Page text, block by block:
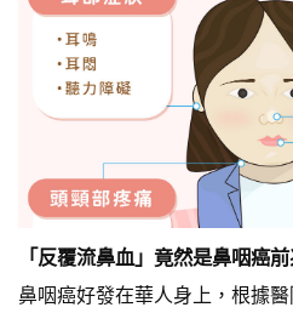
「反覆流鼻血」竟然是鼻咽癌
鼻咽癌好發在華人身上，根據